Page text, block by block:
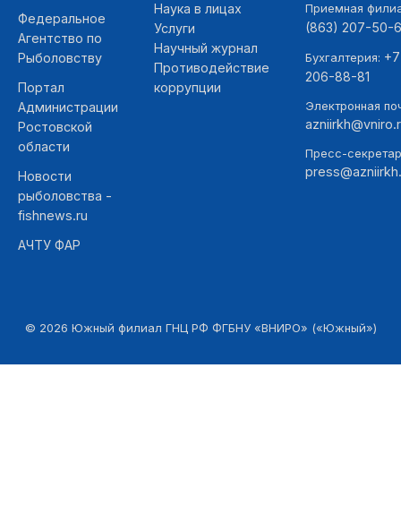
Федеральное
Агентство по
Рыболовству
Портал
Администрации
Ростовской
области
Новости
рыболовства -
fishnews.ru
АЧТУ ФАР
Наука в лицах
Услуги
Научный журнал
Противодействие
коррупции
Приемная
(863) 207-50-
Бухгалтерия:
206-88-81
Электронная
Пресс-
© 2026 Южный филиал ГНЦ РФ ФГБНУ «ВНИРО» («Южный»)